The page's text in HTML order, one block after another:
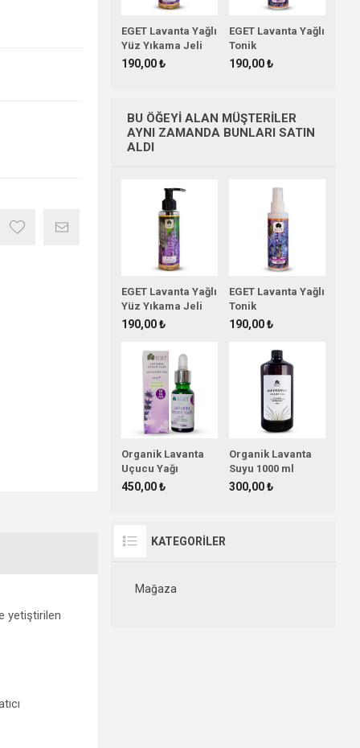
yetiştirilen
EGET Lavanta Yağlı
Yüz Yıkama Jeli
190,00 ₺
EGET Lavanta Yağlı
Tonik
190,00 ₺
BU ÖĞEYI ALAN MÜŞTERILER
AYNI ZAMANDA BUNLARI SATIN
ALDI
EGET Lavanta Yağlı
Yüz Yıkama Jeli
190,00 ₺
EGET Lavanta Yağlı
Tonik
190,00 ₺
Organik Lavanta
Uçucu Yağı
450,00 ₺
Organik Lavanta
Suyu 1000 ml
300,00 ₺
KATEGORİLER
Mağaza